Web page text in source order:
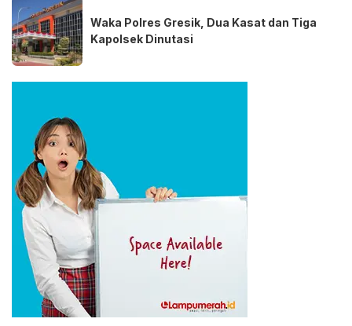
Waka Polres Gresik, Dua Kasat dan Tiga
Kapolsek Dinutasi